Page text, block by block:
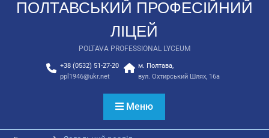
ПОЛТАВСЬКИЙ ПРОФЕСІЙНИЙ
ЛІЦЕЙ
POLTAVA PROFESSIONAL LYCEUM
+38 (0532) 51-27-20
ppl1946@ukr.net
м. Полтава,
вул. Охтирський Шлях, 16а
Меню